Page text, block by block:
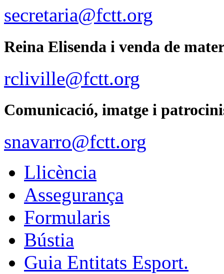
secretaria@fctt.org
Reina Elisenda i venda de
rcliville@fctt.org
Comunicació, imatge i
snavarro@fctt.org
Llicència
Assegurança
Formularis
Bústia
Guia Entitats Esport.